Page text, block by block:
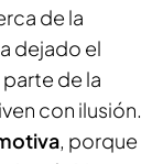
de la
dejado el
de la
con ilusión.
, porque